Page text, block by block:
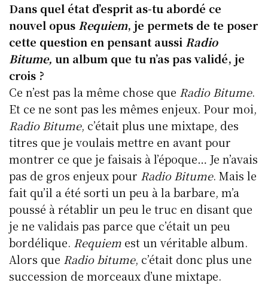
Dans quel état d’esprit as-tu abordé ce
nouvel opus Requiem, je permets de te poser
cette question en pensant aussi Radio
Bitume, un album que tu n’as pas validé, je
crois ?
Ce n’est pas la même chose que Radio Bitume.
Et ce ne sont pas les mêmes enjeux. Pour moi,
Radio Bitume, c’était plus une mixtape, des
titres que je voulais mettre en avant pour
montrer ce que je faisais à l’époque… Je n’avais
pas de gros enjeux pour Radio Bitume. Mais le
fait qu’il a été sorti un peu à la barbare, m’a
poussé à rétablir un peu le truc en disant que
je ne validais pas parce que c’était un peu
bordélique. Requiem est un véritable album.
Alors que Radio bitume, c’était donc plus une
succession de morceaux d’une mixtape.